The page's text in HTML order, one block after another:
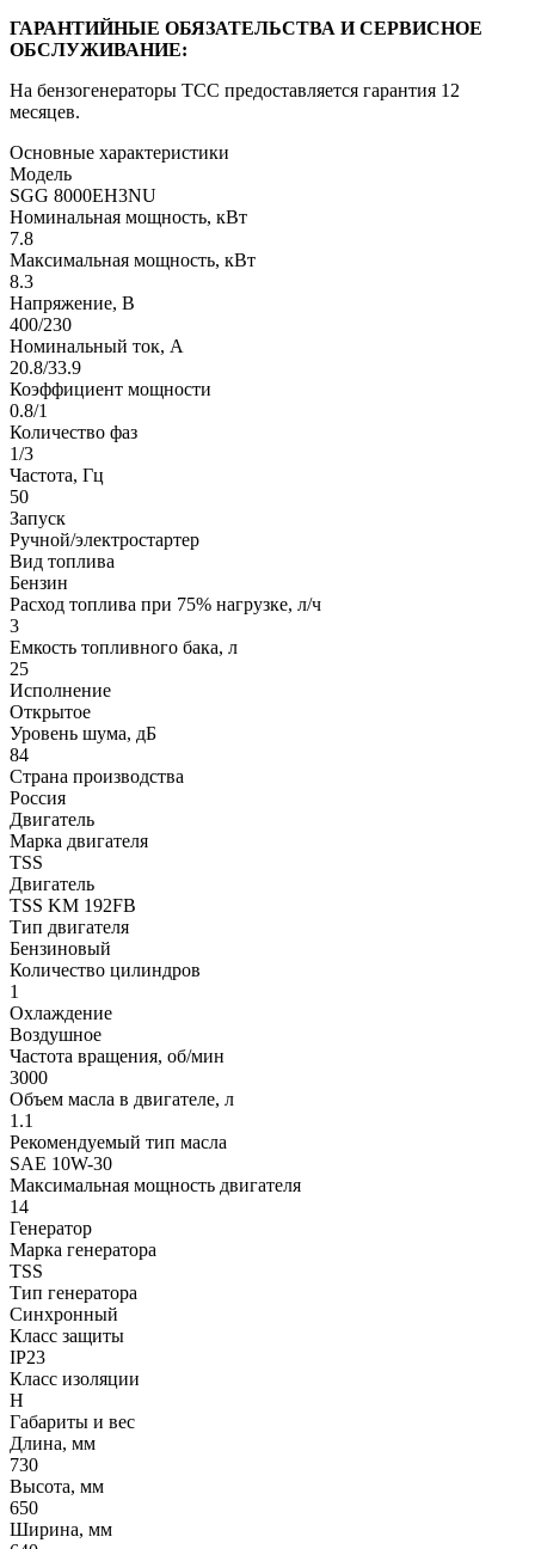
ГАРАНТИЙНЫЕ ОБЯЗАТЕЛЬСТВА И СЕРВИСНОЕ
ОБСЛУЖИВАНИЕ:
На бензогенераторы ТСС предоставляется гарантия 12
месяцев.
Основные характеристики
Модель
SGG 8000EH3NU
Номинальная мощность, кВт
7.8
Максимальная мощность, кВт
8.3
Напряжение, В
400/230
Номинальный ток, А
20.8/33.9
Коэффициент мощности
0.8/1
Количество фаз
1/3
Частота, Гц
50
Запуск
Ручной/электростартер
Вид топлива
Бензин
Расход топлива при 75% нагрузке, л/ч
3
Емкость топливного бака, л
25
Исполнение
Открытое
Уровень шума, дБ
84
Страна производства
Россия
Двигатель
Марка двигателя
TSS
Двигатель
TSS KM 192FB
Тип двигателя
Бензиновый
Количество цилиндров
1
Охлаждение
Воздушное
Частота вращения, об/мин
3000
Объем масла в двигателе, л
1.1
Рекомендуемый тип масла
SAE 10W-30
Максимальная мощность двигателя
14
Генератор
Марка генератора
TSS
Тип генератора
Синхронный
Класс защиты
IP23
Класс изоляции
Н
Габариты и вес
Длина, мм
730
Высота, мм
650
Ширина, мм